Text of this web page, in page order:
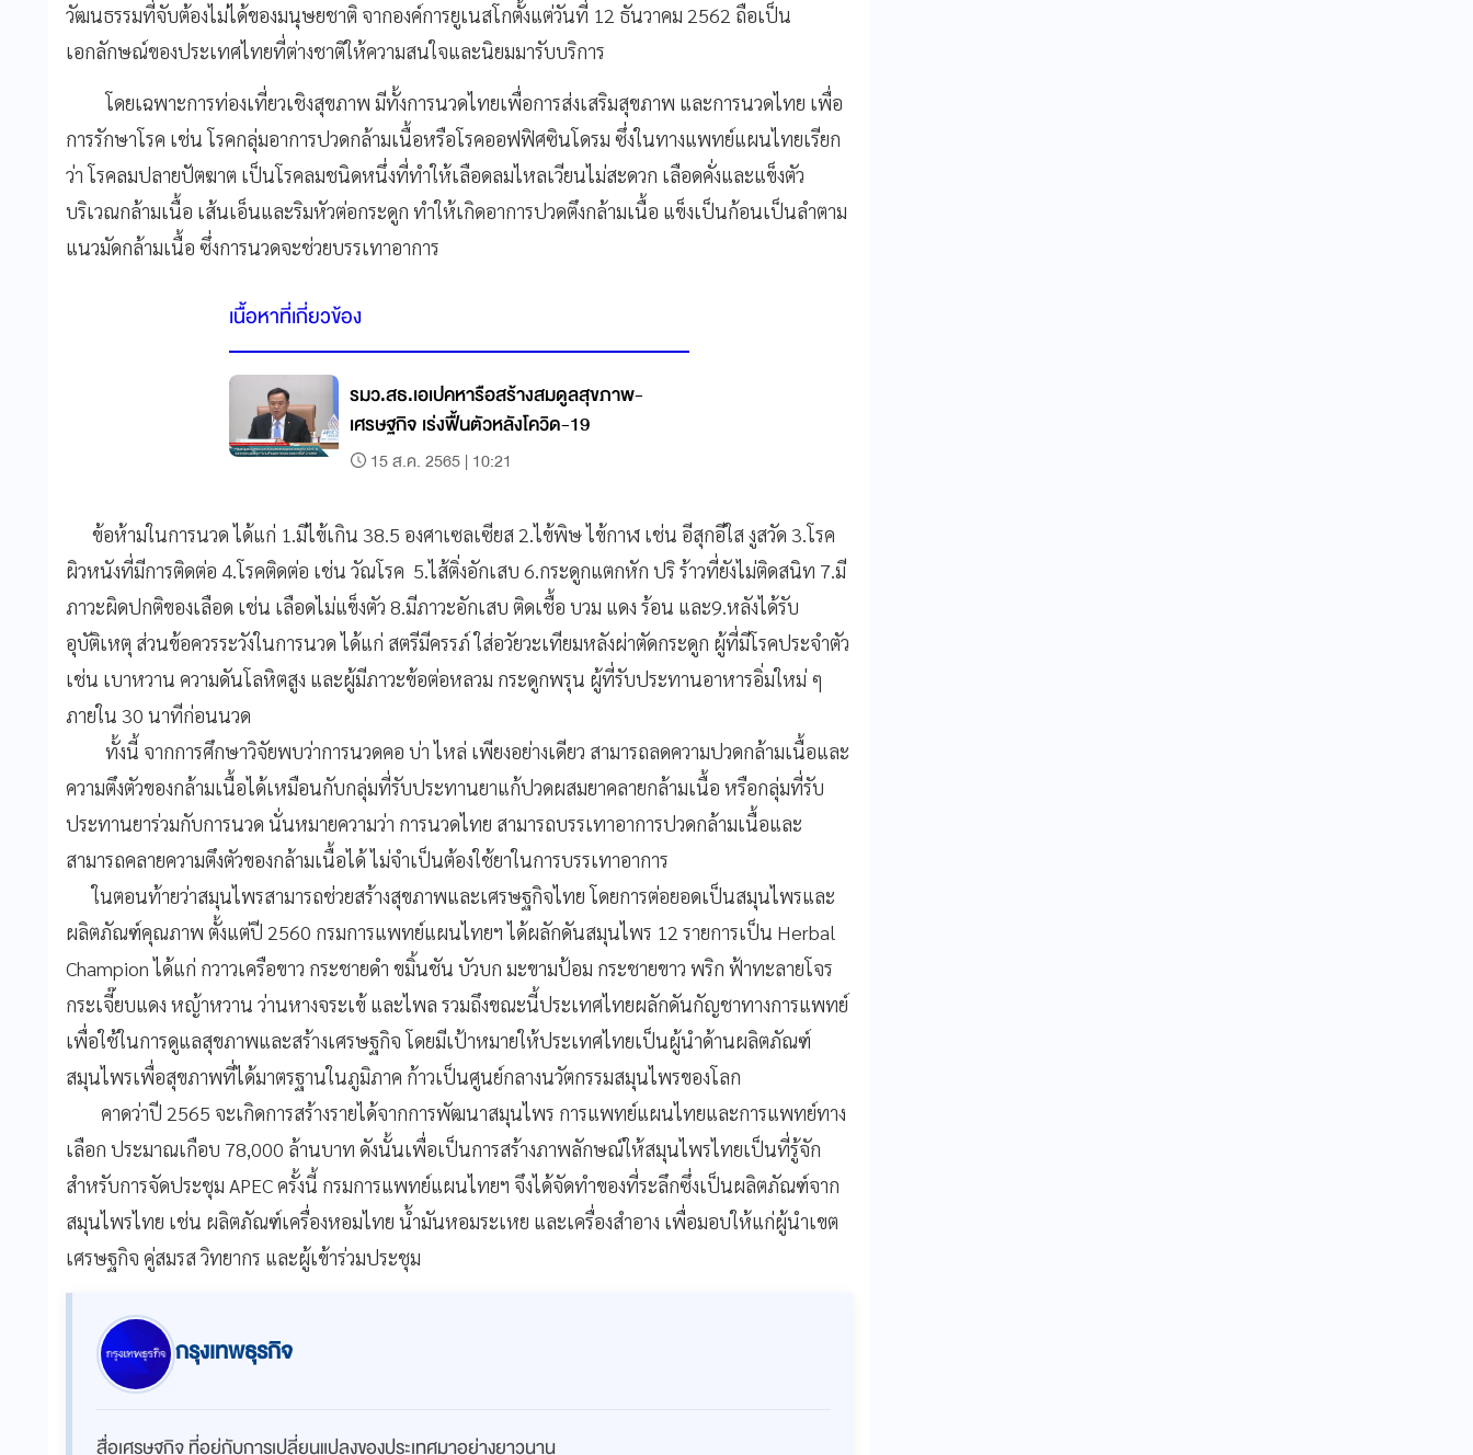
วัฒนธรรมที่จับต้องไม่ได้ของมนุษยชาติ จากองค์การยูเนสโกตั้งแต่วันที่ 12 ธันวาคม 2562 ถือเป็น
เอกลักษณ์ของประเทศไทยที่ต่างชาติให้ความสนใจและนิยมมารับบริการ
โดยเฉพาะการท่องเที่ยวเชิงสุขภาพ มีทั้งการนวดไทยเพื่อการส่งเสริมสุขภาพ และการนวดไทย เพื่อ
การรักษาโรค เช่น โรคกลุ่มอาการปวดกล้ามเนื้อหรือโรคออฟฟิศซินโดรม ซึ่งในทางแพทย์แผนไทยเรียก
ว่า โรคลมปลายปัตฆาต เป็นโรคลมชนิดหนึ่งที่ทำให้เลือดลมไหลเวียนไม่สะดวก เลือดคั่งและแข็งตัว
บริเวณกล้ามเนื้อ เส้นเอ็นและริมหัวต่อกระดูก ทำให้เกิดอาการปวดตึงกล้ามเนื้อ แข็งเป็นก้อนเป็นลำตาม
แนวมัดกล้ามเนื้อ ซึ่งการนวดจะช่วยบรรเทาอาการ
เนื้อหาที่เกี่ยวข้อง
รมว.สธ.เอเปคหารือสร้างสมดูลสุขภาพ-
เศรษฐกิจ เร่งฟื้นตัวหลังโควิด-19
15 ส.ค. 2565 | 10:21
ข้อห้ามในการนวด ได้แก่ 1.มีไข้เกิน 38.5 องศาเซลเซียส 2.ไข้พิษ ไข้กาฬ เช่น อีสุกอีใส งูสวัด 3.โรค
ผิวหนังที่มีการติดต่อ 4.โรคติดต่อ เช่น วัณโรค 5.ไส้ติ่งอักเสบ 6.กระดูกแตกหัก ปริ ร้าวที่ยังไม่ติดสนิท 7.มี
ภาวะผิดปกติของเลือด เช่น เลือดไม่แข็งตัว 8.มีภาวะอักเสบ ติดเชื้อ บวม แดง ร้อน และ9.หลังได้รับ
อุบัติเหตุ ส่วนข้อควรระวังในการนวด ได้แก่ สตรีมีครรภ์ ใส่อวัยวะเทียมหลังผ่าตัดกระดูก ผู้ที่มีโรคประจำตัว
เช่น เบาหวาน ความดันโลหิตสูง และผู้มีภาวะข้อต่อหลวม กระดูกพรุน ผู้ที่รับประทานอาหารอิ่มใหม่ ๆ
ภายใน 30 นาทีก่อนนวด
ทั้งนี้ จากการศึกษาวิจัยพบว่าการนวดคอ บ่า ไหล่ เพียงอย่างเดียว สามารถลดความปวดกล้ามเนื้อและ
ความตึงตัวของกล้ามเนื้อได้เหมือนกับกลุ่มที่รับประทานยาแก้ปวดผสมยาคลายกล้ามเนื้อ หรือกลุ่มที่รับ
ประทานยาร่วมกับการนวด นั่นหมายความว่า การนวดไทย สามารถบรรเทาอาการปวดกล้ามเนื้อและ
สามารถคลายความตึงตัวของกล้ามเนื้อได้ ไม่จำเป็นต้องใช้ยาในการบรรเทาอาการ
ในตอนท้ายว่าสมุนไพรสามารถช่วยสร้างสุขภาพและเศรษฐกิจไทย โดยการต่อยอดเป็นสมุนไพรและ
ผลิตภัณฑ์คุณภาพ ตั้งแต่ปี 2560 กรมการแพทย์แผนไทยฯ ได้ผลักดันสมุนไพร 12 รายการเป็น Herbal
Champion ได้แก่ กวาวเครือขาว กระชายดำ ขมิ้นชัน บัวบก มะขามป้อม กระชายขาว พริก ฟ้าทะลายโจร
กระเจี๊ยบแดง หญ้าหวาน ว่านหางจระเข้ และไพล รวมถึงขณะนี้ประเทศไทยผลักดันกัญชาทางการแพทย์
เพื่อใช้ในการดูแลสุขภาพและสร้างเศรษฐกิจ โดยมีเป้าหมายให้ประเทศไทยเป็นผู้นำด้านผลิตภัณฑ์
สมุนไพรเพื่อสุขภาพที่ได้มาตรฐานในภูมิภาค ก้าวเป็นศูนย์กลางนวัตกรรมสมุนไพรของโลก
คาดว่าปี 2565 จะเกิดการสร้างรายได้จากการพัฒนาสมุนไพร การแพทย์แผนไทยและการแพทย์ทาง
เลือก ประมาณเกือบ 78,000 ล้านบาท ดังนั้นเพื่อเป็นการสร้างภาพลักษณ์ให้สมุนไพรไทยเป็นที่รู้จัก
สำหรับการจัดประชุม APEC ครั้งนี้ กรมการแพทย์แผนไทยฯ จึงได้จัดทำของที่ระลึกซึ่งเป็นผลิตภัณฑ์จาก
สมุนไพรไทย เช่น ผลิตภัณฑ์เครื่องหอมไทย น้ำมันหอมระเหย และเครื่องสำอาง เพื่อมอบให้แก่ผู้นำเขต
เศรษฐกิจ คู่สมรส วิทยากร และผู้เข้าร่วมประชุม
กรุงเทพธุรกิจ
สื่อเศรษฐกิจ ที่อยู่กับการเปลี่ยนแปลงของประเทศมาอย่างยาวนาน